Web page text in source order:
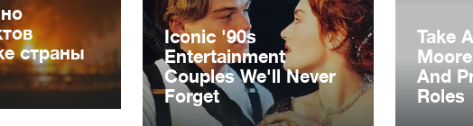
страны